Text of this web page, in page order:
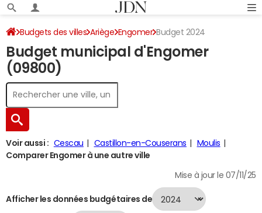
Budgets des villes Ariège Engomer Budget 2024
Budget municipal d'Engomer
(09800)
Voir aussi : Cescau Castillon-en-Couserans
Moulis
Comparer Engomer à une autre ville
Mise à jour le 07/11/25
Afficher les données budgétaires de